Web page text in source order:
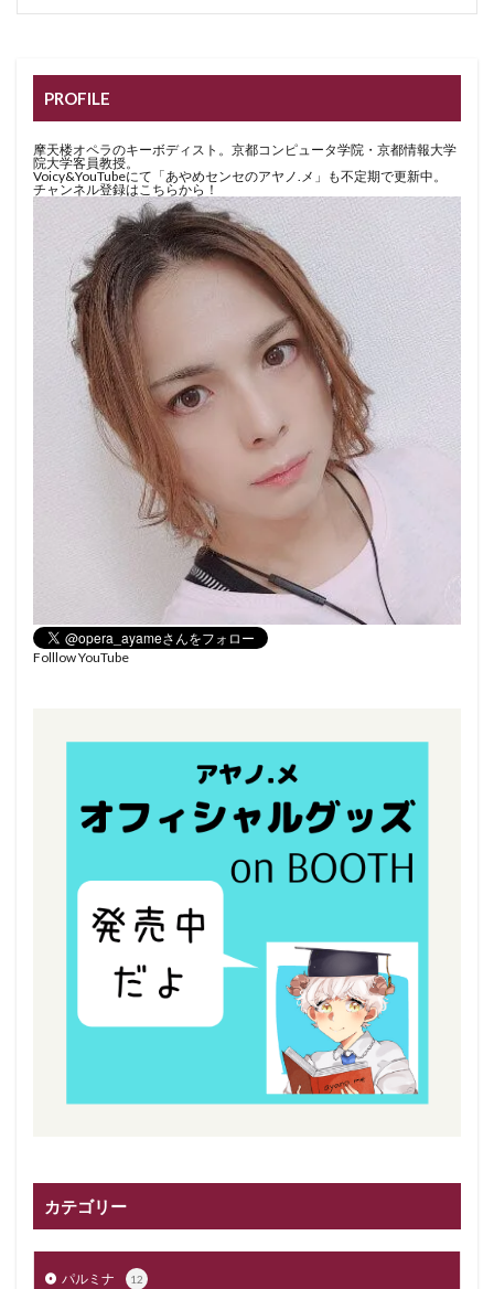
PROFILE
摩天楼オペラのキーボディスト。京都コンピュータ学院・京都情報大学
院大学客員教授。
Voicy&YouTubeにて「あやめセンセのアヤノ.メ」も不定期で更新中。
チャンネル登録はこちらから！
Folllow YouTube
カテゴリー
パルミナ 12